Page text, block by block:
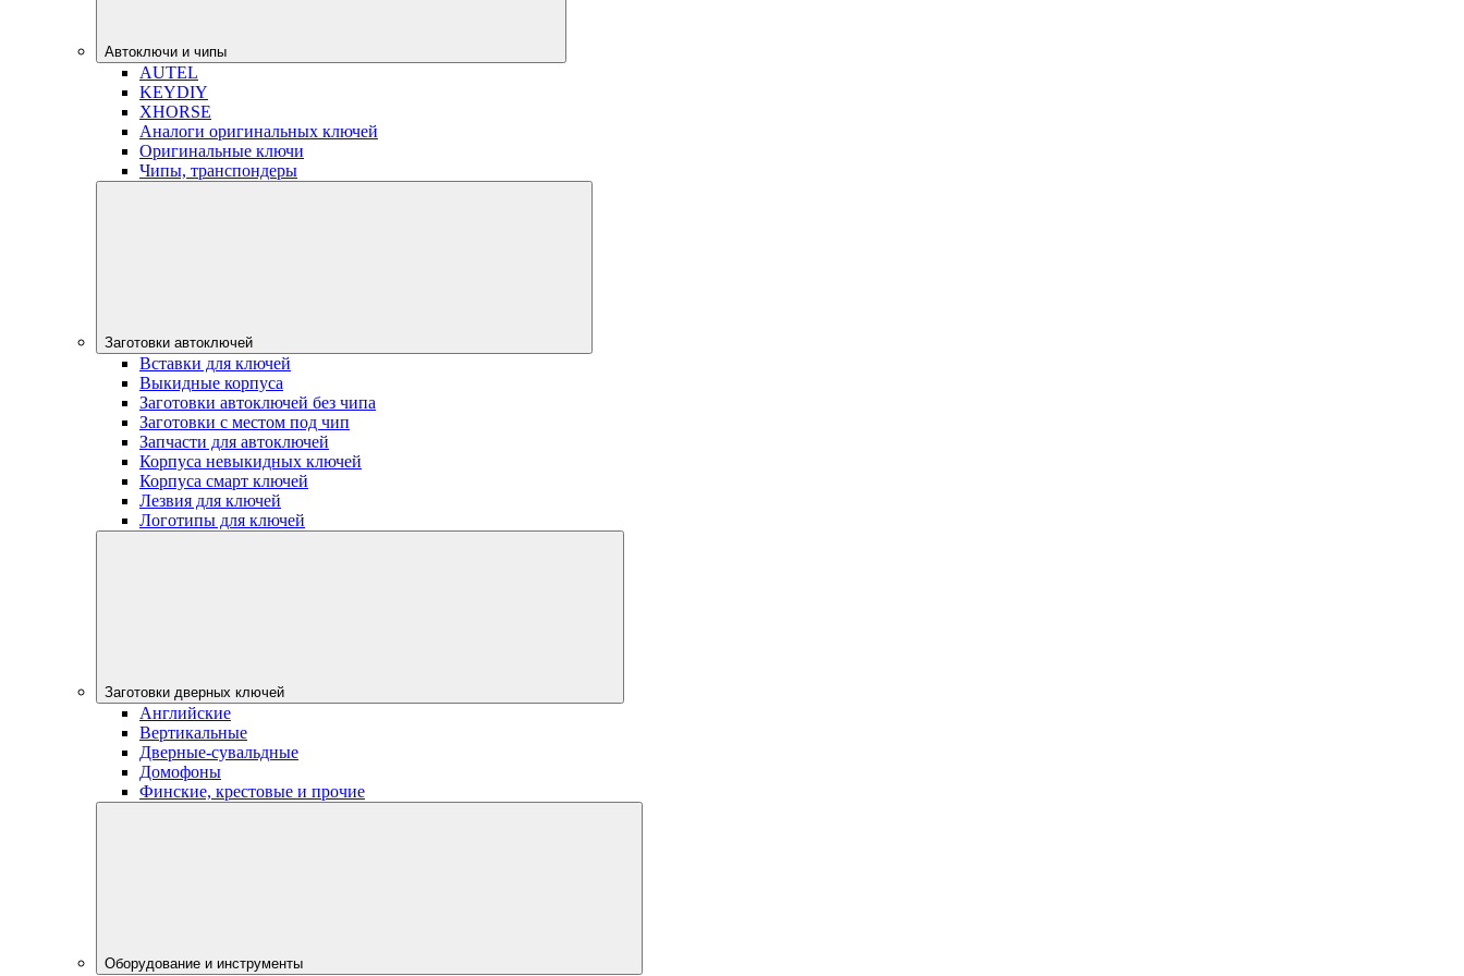
Автоключи и чипы
AUTEL
KEYDIY
XHORSE
Аналоги оригинальных ключей
Оригинальные ключи
Чипы, транспондеры
Заготовки автоключей
Вставки для ключей
Выкидные корпуса
Заготовки автоключей без чипа
Заготовки с местом под чип
Запчасти для автоключей
Корпуса невыкидных ключей
Корпуса смарт ключей
Лезвия для ключей
Логотипы для ключей
Заготовки дверных ключей
Английские
Вертикальные
Дверные-сувальдные
Домофоны
Финские, крестовые и прочие
Оборудование и инструменты